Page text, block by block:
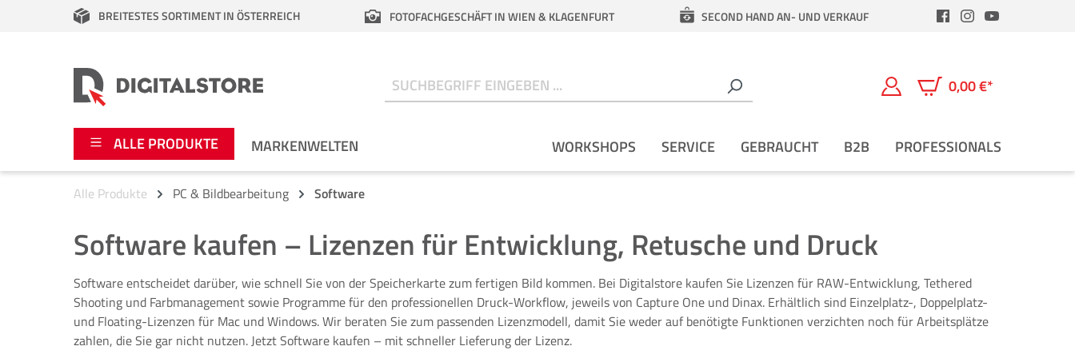
Zur Hauptnavigation springen
BREITESTES SORTIMENT IN ÖSTERREICH FOTOFACHGESCHÄFT IN WIEN & KLAGENFURT SECOND HAND AN- UND VERKAUF
0,00 €*
Warenkorb enthält 0
ALLE PRODUKTE MARKENWELTEN
Foto
Video
Audio
Apple
Canon
Fujifilm
Leica Boutique
Nikon
WORKSHOPS SERVICE GEBRAUCHT B2B PROFESSIONALS
Alle Produkte PC & Bildbearbeitung Software
Software kaufen – Lizenzen für Entwicklung, Retusche und Druck
Software entscheidet darüber, wie schnell Sie von der Speicherkarte zum fertigen Bild kommen. Bei Digitalstore kaufen Sie Lizenzen für RAW-Entwicklung, Tethered
Shooting und Farbmanagement sowie Programme für den professionellen Druck-Workflow, jeweils von Capture One und Dinax. Erhältlich sind Einzelplatz-, Doppelplatz-
und Floating-Lizenzen für Mac und Windows. Wir beraten Sie zum passenden Lizenzmodell, damit Sie weder auf benötigte Funktionen verzichten noch für Arbeitsplätze
zahlen, die Sie gar nicht nutzen. Jetzt Software kaufen – mit schneller Lieferung der Lizenz.